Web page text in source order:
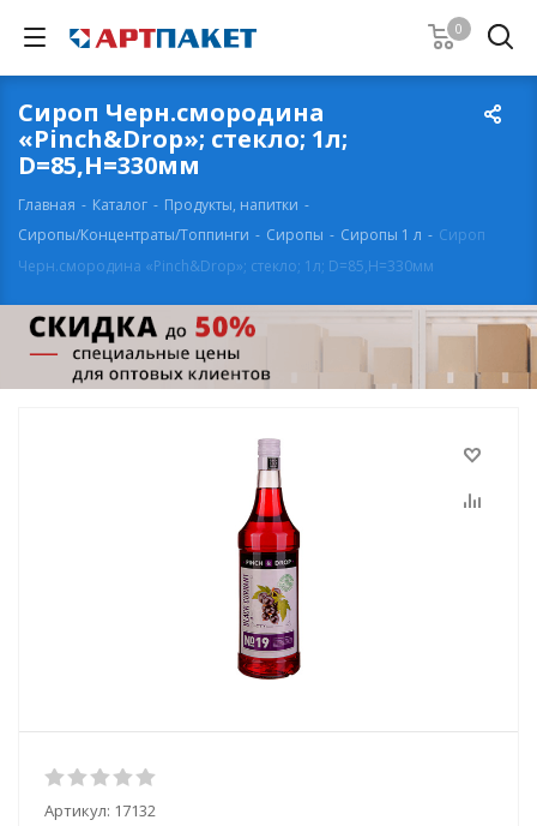
0
Сироп Черн.смородина
«Pinch&Drop»; стекло; 1л;
D=85,H=330мм
Главная - Каталог - Продукты, напитки -
Сиропы/Концентраты/Топпинги - Сиропы - Сиропы 1 л - Сироп
Черн.смородина «Pinch&Drop»; стекло; 1л; D=85,H=330мм
Артикул: 17132